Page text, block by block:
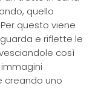
quello
questo viene
e riflette le
così
creando uno